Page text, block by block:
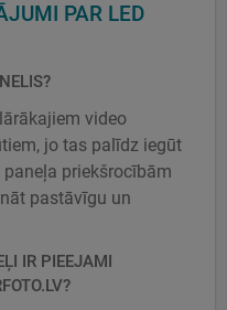
PAR LED
video
jo tas palīdz iegūt
priekšrocībām
pastāvīgu un
IR PIEEJAMI